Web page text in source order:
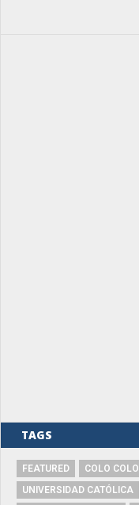
TAGS
FEATURED COLO COLO
UNIVERSIDAD CATÓLICA